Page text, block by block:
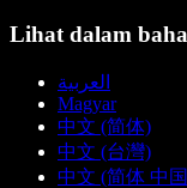
Lihat dalam
العربية
Magyar
中文 (简体)
中文 (台灣)
中文 (简体 中